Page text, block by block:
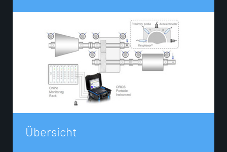
Übersicht